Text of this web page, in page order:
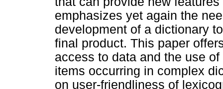
emphasizes yet again the
development of a dictionary
final product. This paper
access to data and the use
items occurring in complex
on user-friendliness of